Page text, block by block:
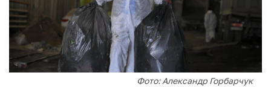
Фото: Александр Горбарчук